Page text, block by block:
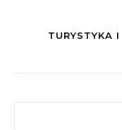
TURYSTYKA